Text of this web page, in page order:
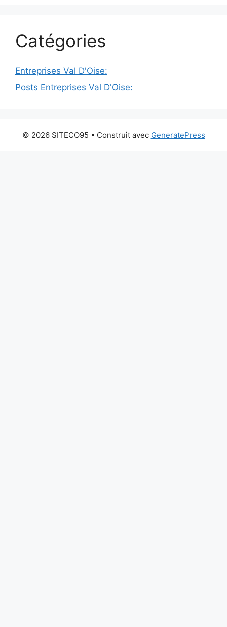
Catégories
Entreprises Val D'Oise:
Posts Entreprises Val D'Oise:
© 2026 SITECO95 • Construit avec GeneratePress